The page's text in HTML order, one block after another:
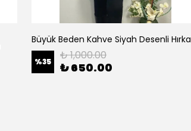
Büyük Beden Kahve Siyah Desenli Hırka
%35 ₺ 1,000.00
₺ 650.00